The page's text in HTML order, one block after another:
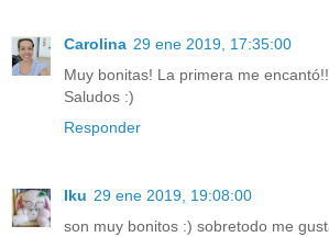
Carolina 29 ene 2019, 17:35:00
Muy bonitas! La primera me encantó!!
Saludos :)
Responder
Iku 29 ene 2019, 19:08:00
son muy bonitos :) sobretodo me